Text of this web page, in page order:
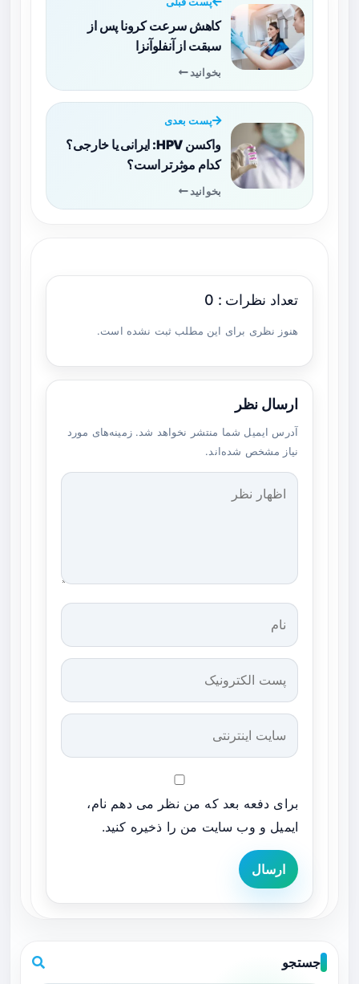
کاهش سرعت کرونا پس از
سبقت از آنفلوآنزا
بخوانید
پست بعدی
واکسن HPV: ایرانی یا خارجی؟
کدام موثرتر است؟
بخوانید
تعداد نظرات : 0
هنوز نظری برای این مطلب ثبت نشده است.
ارسال نظر
آدرس ایمیل شما منتشر نخواهد شد. زمینه‌های مورد
نیاز مشخص شده‌اند.
برای دفعه بعد که من نظر می دهم نام،
ایمیل و وب سایت من را ذخیره کنید.
ارسال
جستجو